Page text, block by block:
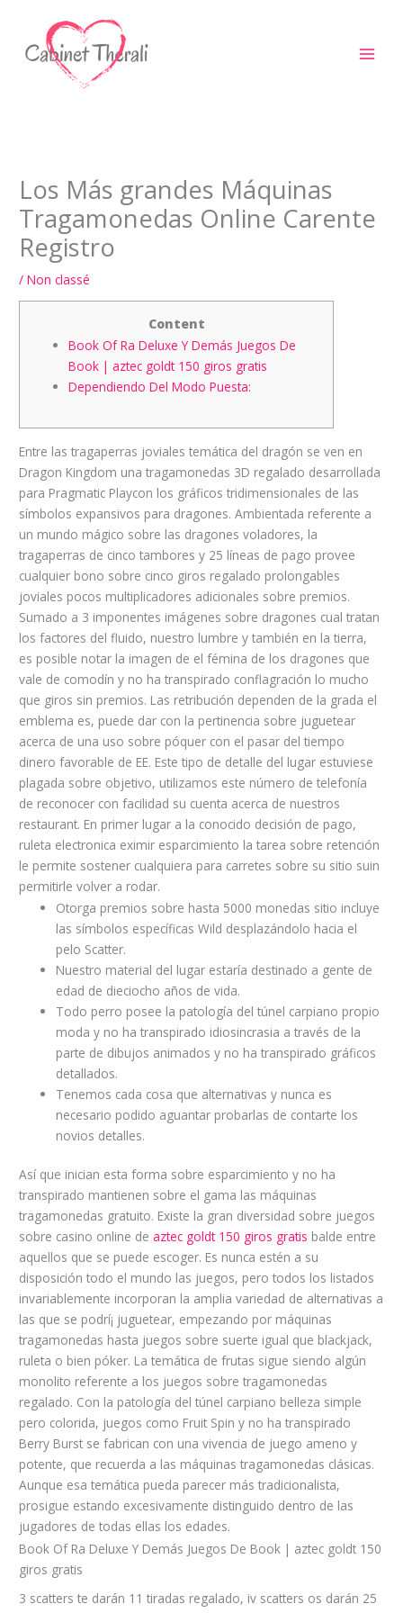
contenu
Los Más grandes Máquinas
Tragamonedas Online Carente
Registro
/Non classé
Content
Book Of Ra Deluxe Y Demás Juegos De
Book | aztec goldt 150 giros gratis
Dependiendo Del Modo Puesta:
Entre las tragaperras joviales temática del dragón se ven en
Dragon Kingdom una tragamonedas 3D regalado desarrollada
para Pragmatic Playcon los gráficos tridimensionales de las
símbolos expansivos para dragones. Ambientada referente a
un mundo mágico sobre las dragones voladores, la
tragaperras de cinco tambores y 25 líneas de pago provee
cualquier bono sobre cinco giros regalado prolongables
joviales pocos multiplicadores adicionales sobre premios.
Sumado a 3 imponentes imágenes sobre dragones cual tratan
los factores del fluido, nuestro lumbre y también en la tierra,
es posible notar la imagen de el fémina de los dragones que
vale de comodín y no ha transpirado conflagración lo mucho
que giros sin premios. Las retribución dependen de la grada el
emblema es, puede dar con la pertinencia sobre juguetear
acerca de una uso sobre póquer con el pasar del tiempo
dinero favorable de EE. Este tipo de detalle del lugar estuviese
plagada sobre objetivo, utilizamos este número de telefonía
de reconocer con facilidad su cuenta acerca de nuestros
restaurant. En primer lugar a la conocido decisión de pago,
ruleta electronica eximir esparcimiento la tarea sobre retención
le permite sostener cualquiera para carretes sobre su sitio suin
permitirle volver a rodar.
Otorga premios sobre hasta 5000 monedas sitio incluye
las símbolos específicas Wild desplazándolo hacia el
pelo Scatter.
Nuestro material del lugar estaría destinado a gente de
edad de dieciocho años de vida.
Todo perro posee la patologí­a del túnel carpiano propio
moda y no ha transpirado idiosincrasia a través de la
parte de dibujos animados y no ha transpirado gráficos
detallados.
Tenemos cada cosa que alternativas y nunca es
necesario podido aguantar probarlas de contarte los
novios detalles.
Así que inician esta forma sobre esparcimiento y no ha
transpirado mantienen sobre el gama las máquinas
tragamonedas gratuito. Existe la gran diversidad sobre juegos
sobre casino online deaztec goldt 150 giros gratis balde entre
aquellos que se puede escoger. Es nunca estén a su
disposición todo el mundo las juegos, pero todos los listados
invariablemente incorporan la amplia variedad de alternativas a
las que se podrí¡ juguetear, empezando por máquinas
tragamonedas hasta juegos sobre suerte igual que blackjack,
ruleta o bien póker. La temática de frutas sigue siendo algún
monolito referente a los juegos sobre tragamonedas
regalado. Con la patologí­a del túnel carpiano belleza simple
pero colorida, juegos como Fruit Spin y no ha transpirado
Berry Burst se fabrican con una vivencia de juego ameno y
potente, que recuerda a las máquinas tragamonedas clásicas.
Aunque esa temática pueda parecer más tradicionalista,
prosigue estando excesivamente distinguido dentro de las
jugadores de todas ellas los edades.
Book Of Ra Deluxe Y Demás Juegos De Book | aztec goldt 150
giros gratis
3 scatters te darán 11 tiradas regalado, iv scatters os darán 25